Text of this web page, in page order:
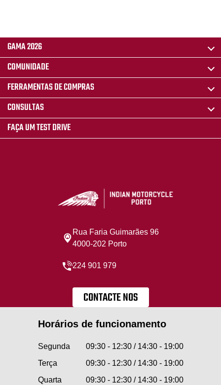
GAMA 2026
COMUNIDADE
FERRAMENTAS DE COMPRAS
CONSULTAS
FAÇA UM TEST DRIVE
Rua Faria Guimarães 96
4000-202 Porto
224 901 979
CONTACTE NOS
Horários de funcionamento
Segunda
09:30 - 12:30 / 14:30 - 19:00
Terça
09:30 - 12:30 / 14:30 - 19:00
Quarta
09:30 - 12:30 / 14:30 - 19:00